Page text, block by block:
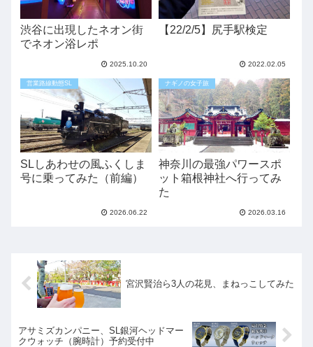
渋谷に出現したネオン街
でネオン浴レポ
2025.10.20
【22/2/5】尻手駅検定
2022.02.05
営業路線動態SL
SLしあわせの風ふくしま
号に乗ってみた（前編）
2026.06.22
ナギノの女子旅
神奈川の最強パワースポ
ット箱根神社へ行ってみ
た
2026.03.16
宮沢賢治ら3人の花見、まねっこしてみた
アサミズカンパニー、SL銀河ヘッドマー
クウォッチ（腕時計）予約受付中